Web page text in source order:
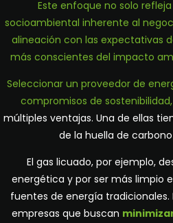
Este enfoque no solo
socioambiental inherente al
alineación con las expectativas
más conscientes del impacto
Seleccionar un proveedor de
compromisos de sostenibilidad,
múltiples ventajas. Una de ellas
de la huella de
El gas licuado, por ejemplo,
energética y por ser más limpio
fuentes de energía
empresas que buscan